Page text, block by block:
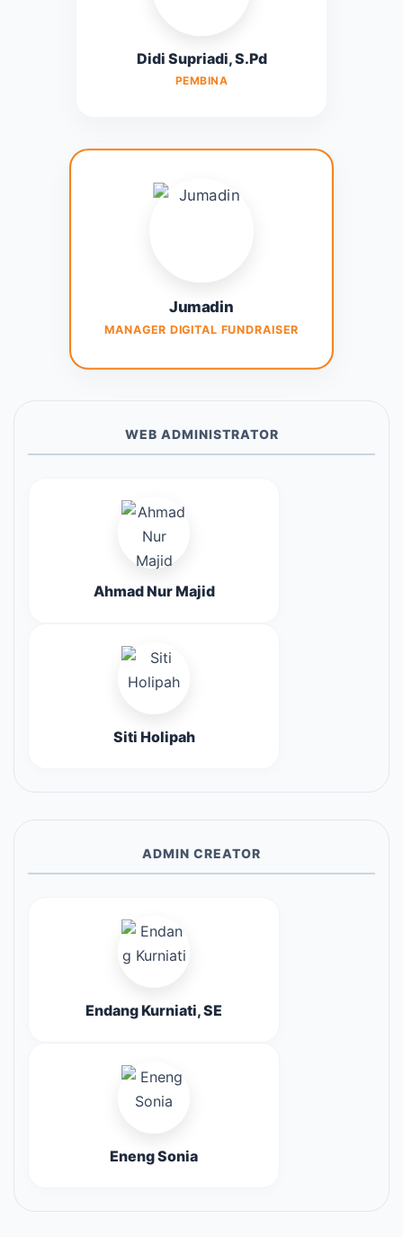
Didi Supriadi, S.Pd
PEMBINA
Jumadin
MANAGER DIGITAL FUNDRAISER
WEB ADMINISTRATOR
Ahmad Nur Majid
Siti Holipah
ADMIN CREATOR
Endang Kurniati, SE
Eneng Sonia